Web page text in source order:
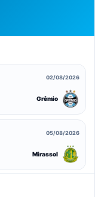
02/08/2026
Grêmio
05/08/2026
Mirassol